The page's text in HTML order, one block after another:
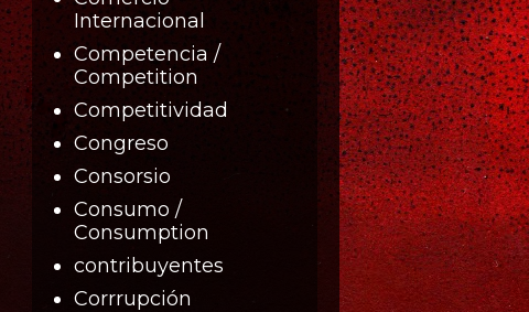
Internacional
Competencia /
Competition
Competitividad
Congreso
Consorsio
Consumo /
Consumption
contribuyentes
Corrrupción